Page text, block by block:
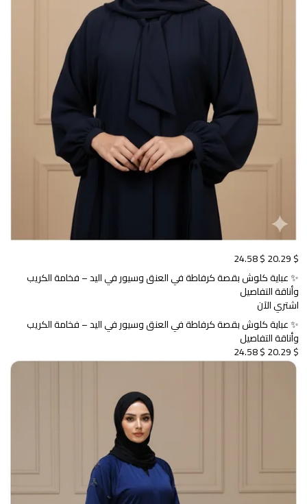
$ 20.29
$ 24.58
✨ عباية كلوش بقصة كرفاطة في العنق وسيور في اليد – فخامة الكريب
وأناقة التفاصيل
اشتري الآن
✨ عباية كلوش بقصة كرفاطة في العنق وسيور في اليد – فخامة الكريب
وأناقة التفاصيل
$ 20.29
$ 24.58